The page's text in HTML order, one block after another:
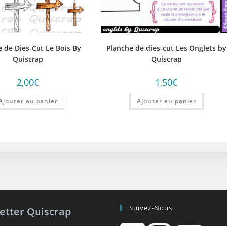
de Dies-Cut Le Bois By
Quiscrap
2,00€
au panier
Planche de dies-cut Les Onglets by
Quiscrap
1,50€
Ajouter au panier
Quiscrap Suivez-Nous